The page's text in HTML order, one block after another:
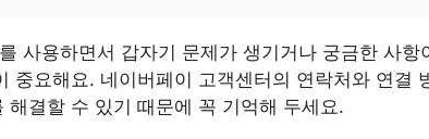
사용하면서 갑자기 문제가 생기거나 궁금한 사
중요해요. 네이버페이 고객센터의 연락처와 연결
해결할 수 있기 때문에 꼭 기억해 두세요.